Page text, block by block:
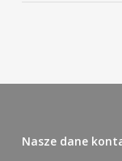
Nasze dane